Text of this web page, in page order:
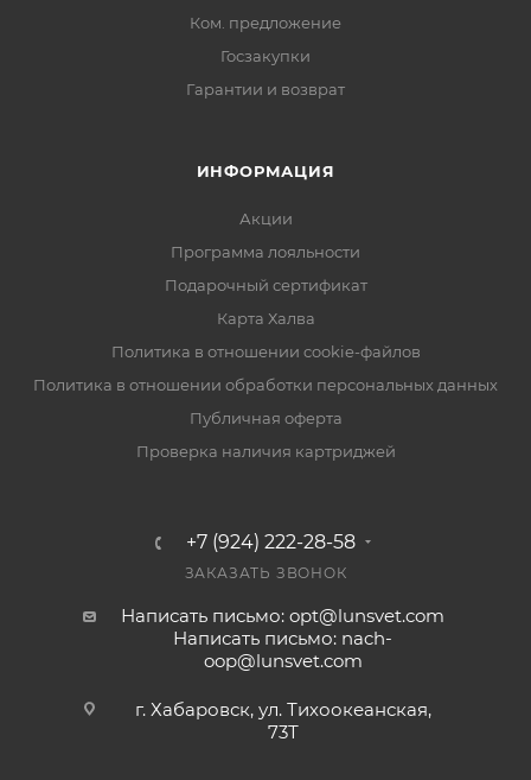
Ком. предложение
Госзакупки
Гарантии и возврат
ИНФОРМАЦИЯ
Акции
Программа лояльности
Подарочный сертификат
Карта Халва
Политика в отношении cookie-файлов
Политика в отношении обработки персональных данных
Публичная оферта
Проверка наличия картриджей
+7 (924) 222-28-58
ЗАКАЗАТЬ ЗВОНОК
Написать письмо: opt@lunsvet.com
Написать письмо: nach-
oop@lunsvet.com
г. Хабаровск, ул. Тихоокеанская,
73Т